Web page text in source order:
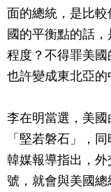
面的總統，是比
國的平衡點的話
程度？不得罪美
也許變成東北亞的
李在明當選，美
「堅若磐石」，
韓媒報導指出，
號，就會與美國